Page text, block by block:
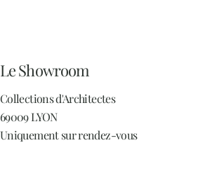
Le Showroom
Collections d'Architectes
69009 LYON
Uniquement sur rendez-vous